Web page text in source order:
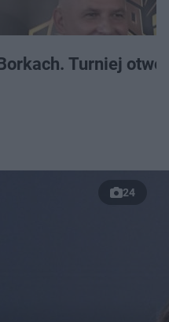
Turniej
24